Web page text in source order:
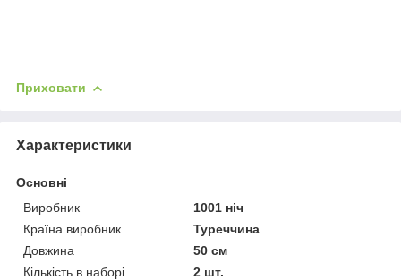
Приховати
Характеристики
Основні
Виробник
1001 ніч
Країна виробник
Туреччина
Довжина
50 см
Кількість в наборі
2 шт.